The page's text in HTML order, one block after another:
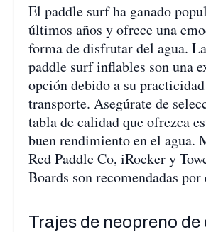
El paddle surf ha ganado
últimos años y ofrece una
forma de disfrutar del agua.
paddle surf inflables son una
opción debido a su
transporte. Asegúrate de
tabla de calidad que ofrezca
buen rendimiento en el agua.
Red Paddle Co, iRocker y
Boards son recomendadas por
Trajes de neopreno